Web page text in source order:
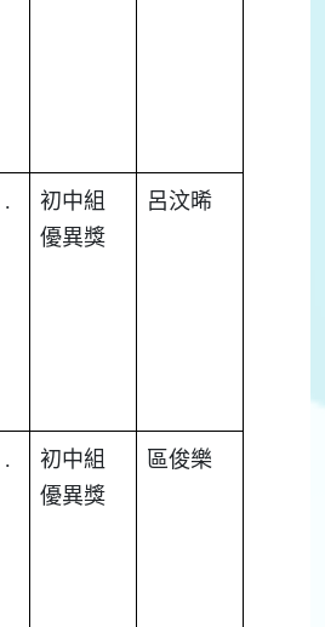
.
初中組
優異獎
呂汶晞
.
初中組
優異獎
區俊樂